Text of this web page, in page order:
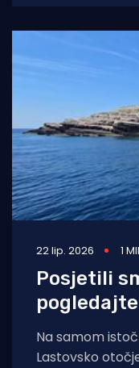
22 lip. 2026 1
Posjetili
Na samom
Lastovsko